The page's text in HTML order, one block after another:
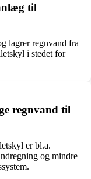
til
lagrer regnvand fra
i stedet for
regnvand til
er bl.a.
og mindre